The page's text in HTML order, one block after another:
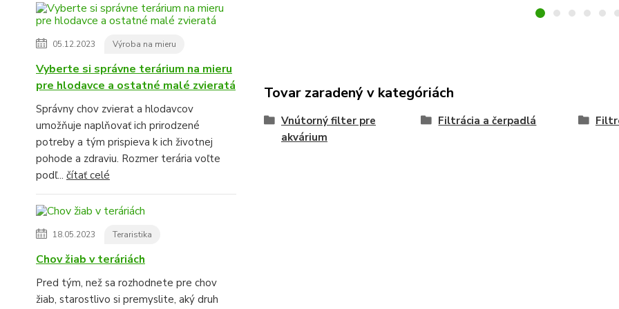
05.12.2023 Výroba na mieru
Vyberte si správne terárium na mieru
pre hlodavce a ostatné malé zvieratá
Správny chov zvierat a hlodavcov
umožňuje naplňovať ich prirodzené
potreby a tým prispieva k ich životnej
pohode a zdraviu. Rozmer terária voľte
podľ... čítať celé
18.05.2023 Teraristika
Chov žiab v teráriách
Pred tým, než sa rozhodnete pre chov
žiab, starostlivo si premyslite, aký druh
Tovar zaradený v kategóriách
Vnútorný filter pre
akvárium
Filtrácia a čerpadlá